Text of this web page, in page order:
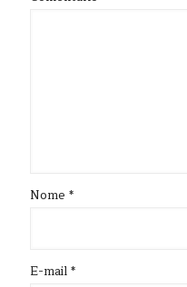
Nome *
E-mail*